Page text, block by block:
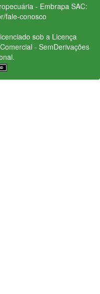
- Embrapa SAC:
fale-conosco
sob a Licença
- SemDerivações